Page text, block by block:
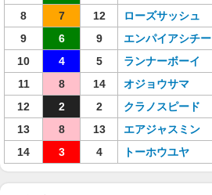
8
7 12 ローズサッシュ
9
6 9 エンパイアシチー
10
4 5 ランナーボーイ
11
8 14 オジョウサマ
12
2 2 クラノスピード
13
8 13 エアジャスミン
14
3 4 トーホウユヤ